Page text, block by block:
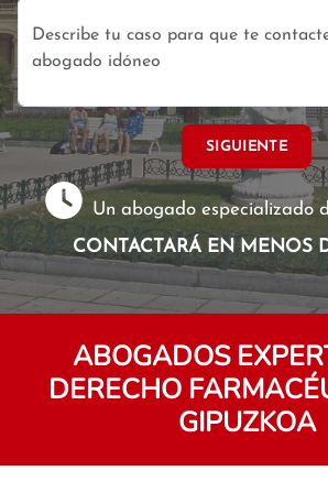
SIGUIENTE
Un abogado especializado
CONTACTARÁ EN MENOS
ABOGADOS
DERECHO
GIPUZKOA